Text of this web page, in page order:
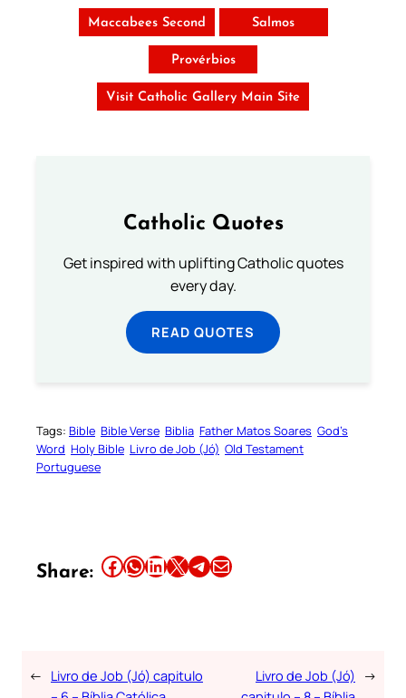
Maccabees Second Salmos
Provérbios
Visit Catholic Gallery Main Site
Catholic Quotes
Get inspired with uplifting Catholic quotes
every day.
READ QUOTES
Tags: Bible Bible Verse Biblia Father Matos Soares God’s
Word Holy Bible Livro de Job (Jó) Old Testament
Portuguese
Share: Share this article on Facebook Share this article on WhatsApp Share this article on LinkedIn Share this article on X Share this article on TelegramEmail this Article
← Livro de Job (Jó) capitulo
Livro de Job (Jó) →